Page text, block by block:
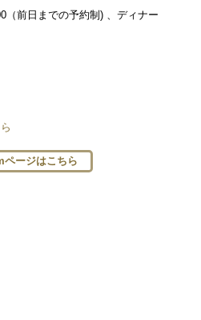
（前日までの予約制) 、ディナー
ージはこちら